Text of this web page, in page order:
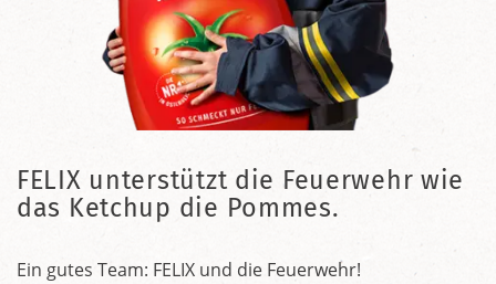
FELIX unterstützt die Feuerwehr wie
das Ketchup die Pommes.
Ein gutes Team: FELIX und die Feuerwehr!